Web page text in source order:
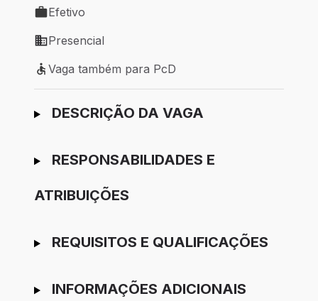
Tipo de vaga: Efetivo
Efetivo
Modelo de trabalho: Presencial
Presencial
Vaga também para PcD
Vaga também para PcD
Ir para candidatura
DESCRIÇÃO DA VAGA
RESPONSABILIDADES E
ATRIBUIÇÕES
REQUISITOS E QUALIFICAÇÕES
INFORMAÇÕES ADICIONAIS